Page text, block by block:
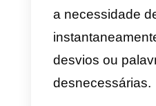
não
o valor do
Eles